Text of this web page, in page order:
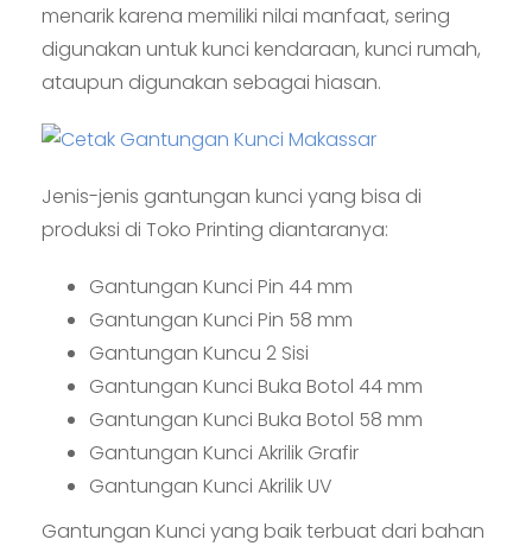
menarik karena memiliki nilai manfaat, sering
digunakan untuk kunci kendaraan, kunci rumah,
ataupun digunakan sebagai hiasan.
Jenis-jenis gantungan kunci yang bisa di
produksi di Toko Printing diantaranya:
Gantungan Kunci Pin 44 mm
Gantungan Kunci Pin 58 mm
Gantungan Kuncu 2 Sisi
Gantungan Kunci Buka Botol 44 mm
Gantungan Kunci Buka Botol 58 mm
Gantungan Kunci Akrilik Grafir
Gantungan Kunci Akrilik UV
Gantungan Kunci yang baik terbuat dari bahan